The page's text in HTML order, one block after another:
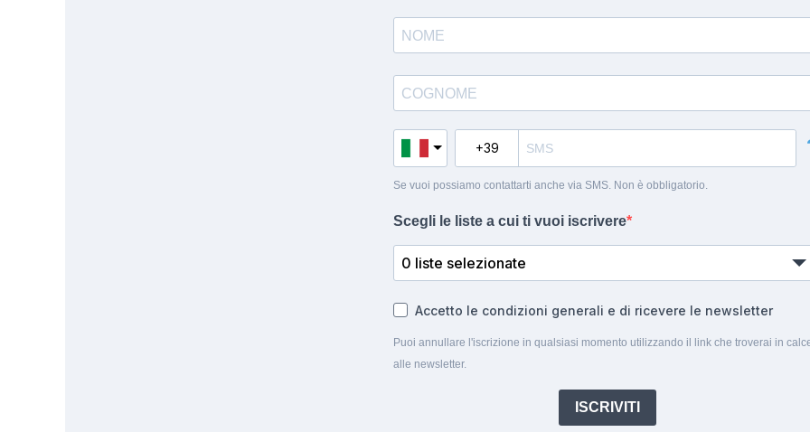
Se vuoi possiamo contattarti anche via SMS. Non è obbligatorio.
Scegli le liste a cui ti vuoi iscrivere
0 liste selezionate
Accetto le condizioni generali e di ricevere le newsletter
Puoi annullare l'iscrizione in qualsiasi momento utilizzando il link che troverai in
alle newsletter.
ISCRIVITI